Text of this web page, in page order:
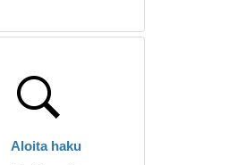
Aloita haku